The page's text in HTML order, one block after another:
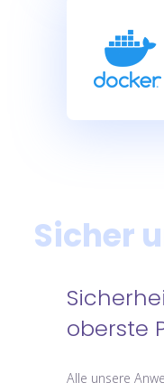
Sicher
oberste
Alle unsere